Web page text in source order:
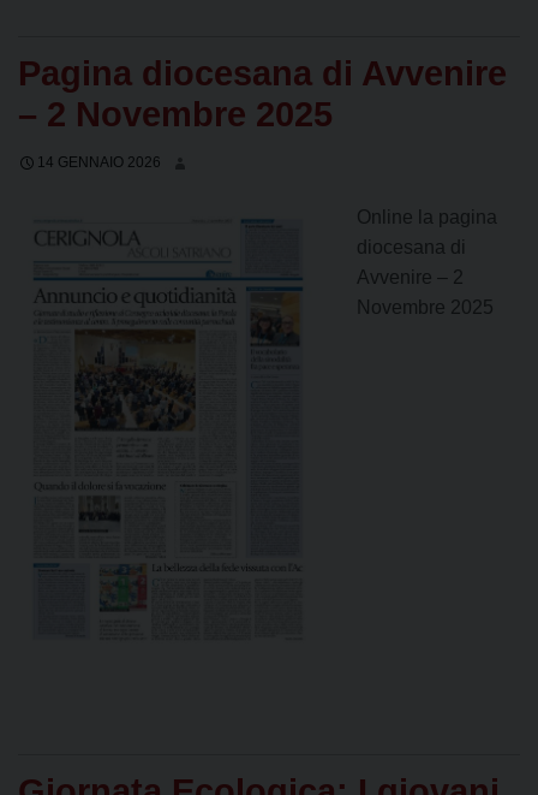
Pagina diocesana di Avvenire
– 2 Novembre 2025
14 GENNAIO 2026
Online la pagina
diocesana di
Avvenire – 2
Novembre 2025